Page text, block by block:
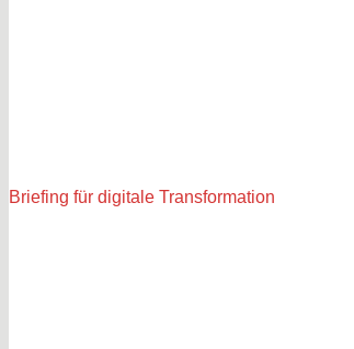
Briefing für digitale Transformation